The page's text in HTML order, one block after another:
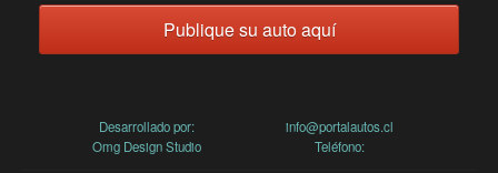
Publique su auto aquí
Desarrollado por:
Omg Design Studio
info@portalautos.cl
Teléfono: